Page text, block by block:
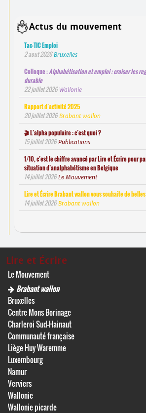
Actus du mouvement
Tac-TIC Emploi
2 aout 2026 Bruxelles
Colloque :Alphabétisation et emploi : croiser les
durable
22 juillet 2026 Wallonie
Rapport d’activité 2025
20 juillet 2026 Brabant wallon
🎬 L’alpha populaire : c’est quoi ?
15 juillet 2026 Publications
1/10, c’est le chiffre avancé par Lire et Écrire pour
situation d’analphabétisme en Belgique
14 juillet 2026 Le Mouvement
Lire et Écrire Brabant wallon vous souhaite de
14 juillet 2026 Brabant wallon
Lire et Écrire
Le Mouvement
Brabant wallon
Bruxelles
Centre Mons Borinage
Charleroi Sud-Hainaut
Communauté française
Liège Huy Waremme
Luxembourg
Namur
Verviers
Wallonie
Wallonie picarde